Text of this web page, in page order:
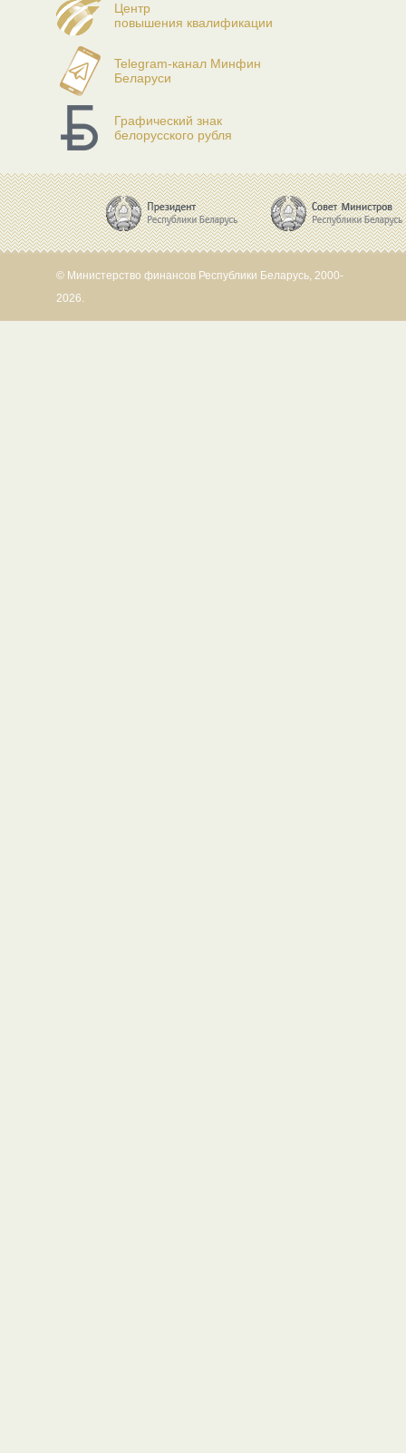
Центр
повышения квалификации
Telegram-канал Минфин
Беларуси
Графический знак
белорусского рубля
© Министерство финансов Республики Беларусь, 2000-
2026.